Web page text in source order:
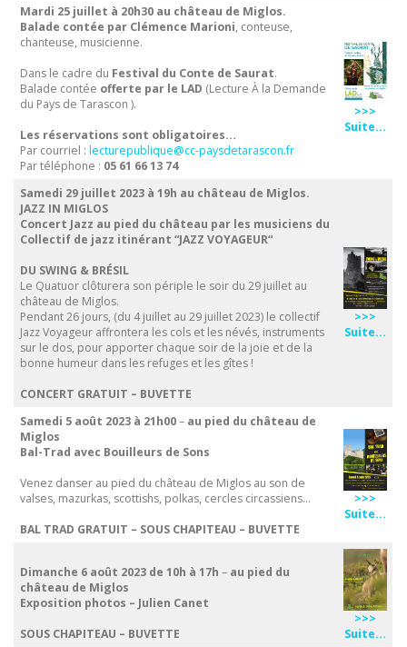
Mardi 25 juillet à 20h30 au château de Miglos.
Balade contée par Clémence Marioni, conteuse,
chanteuse, musicienne.
Dans le cadre du Festival du Conte de Saurat.
Balade contée offerte par le LAD (Lecture À la Demande
du Pays de Tarascon ).
Les réservations sont obligatoires…
Par courriel :lecturepublique@cc-paysdetarascon.fr
Par téléphone : 05 61 66 13 74
>>>
Suite…
Samedi 29 juillet 2023 à 19h au château de Miglos.
JAZZ IN MIGLOS
Concert Jazz au pied du château par les musiciens du
Collectif de jazz itinérant “JAZZ VOYAGEUR“
DU SWING & BRÉSIL
Le Quatuor clôturera son périple le soir du 29 juillet au
château de Miglos.
Pendant 26 jours, (du 4 juillet au 29 juillet 2023) le collectif
Jazz Voyageur affrontera les cols et les névés, instruments
sur le dos, pour apporter chaque soir de la joie et de la
bonne humeur dans les refuges et les gîtes !
CONCERT GRATUIT – BUVETTE
>>>
Suite…
Samedi 5 août 2023 à 21h00– au pied du château de
Miglos
Bal-Trad avec Bouilleurs de Sons
Venez danser au pied du château de Miglos au son de
valses, mazurkas, scottishs, polkas, cercles circassiens…
BAL TRAD GRATUIT – SOUS CHAPITEAU – BUVETTE
>>>
Suite…
Dimanche 6 août 2023 de 10h à 17h – au pied du
château de Miglos
Exposition photos – Julien Canet
SOUS CHAPITEAU – BUVETTE
>>>
Suite…